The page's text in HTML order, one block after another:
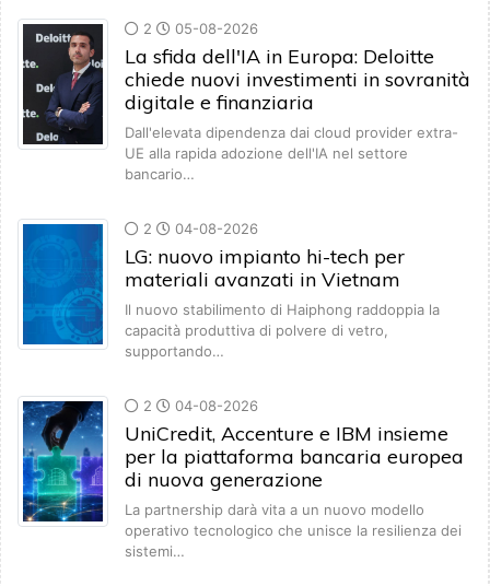
2 05-08-2026
La sfida dell'IA in Europa: Deloitte
chiede nuovi investimenti in sovranità
digitale e finanziaria
Dall'elevata dipendenza dai cloud provider extra-
UE alla rapida adozione dell'IA nel settore
bancario…
2 04-08-2026
LG: nuovo impianto hi-tech per
materiali avanzati in Vietnam
Il nuovo stabilimento di Haiphong raddoppia la
capacità produttiva di polvere di vetro,
supportando…
2 04-08-2026
UniCredit, Accenture e IBM insieme
per la piattaforma bancaria europea
di nuova generazione
La partnership darà vita a un nuovo modello
operativo tecnologico che unisce la resilienza dei
sistemi…